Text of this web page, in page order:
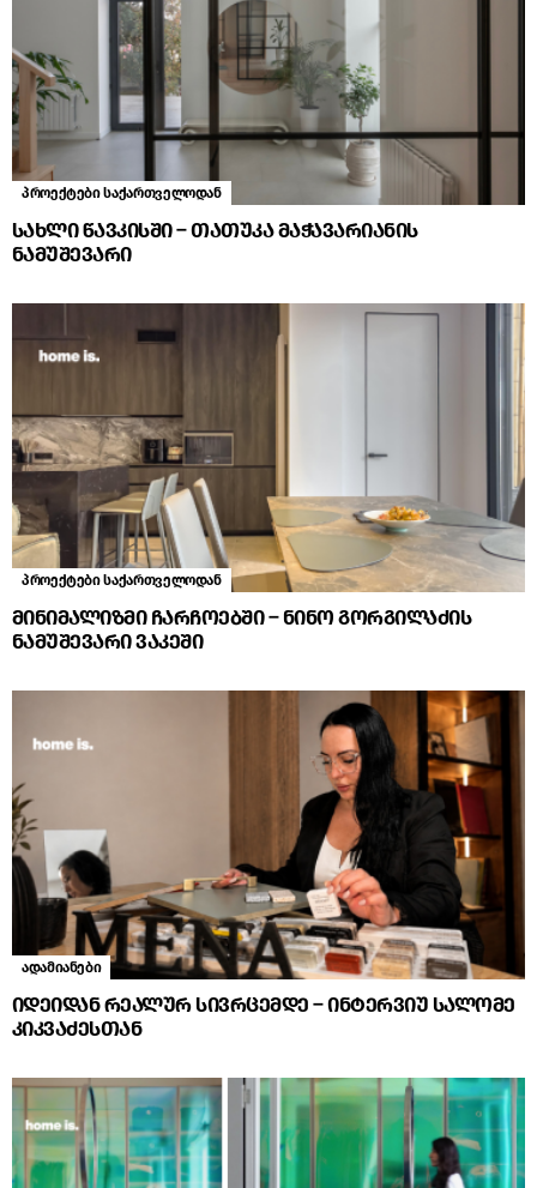
პროექტები საქართველოდან
სახლი წავკისში – თათუკა მაჭავარიანის
ნამუშევარი
პროექტები საქართველოდან
მინიმალიზმი ჩარჩოებში – ნინო გორგილაძის
ნამუშევარი ვაკეში
ადამიანები
იდეიდან რეალურ სივრცემდე – ინტერვიუ სალომე
კიკვაძესთან